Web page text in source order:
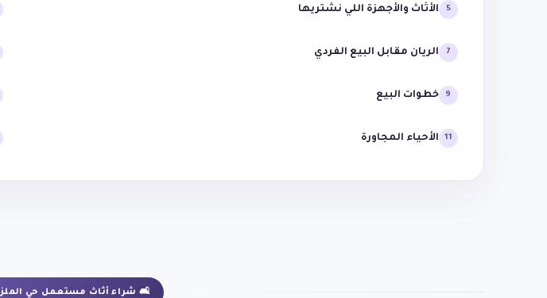
5 الأثاث والأجهزة اللي نشتريها
7 الريان مقابل البيع الفردي
9 خطوات البيع
11 الأحياء المجاورة
🛋 شراء أثاث مستعمل حي الملز